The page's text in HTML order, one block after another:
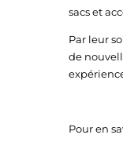
sacs et
Par leur
de
Pour en